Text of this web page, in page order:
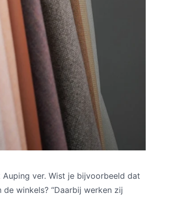
ver. Wist je bijvoorbeeld dat
winkels? “Daarbij werken zij